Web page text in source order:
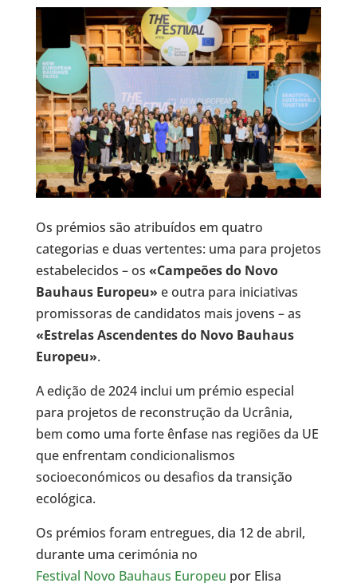
Os prémios são atribuídos em quatro
categorias e duas vertentes: uma para projetos
estabelecidos – os «Campeões do Novo
Bauhaus Europeu» e outra para iniciativas
promissoras de candidatos mais jovens – as
«Estrelas Ascendentes do Novo Bauhaus
Europeu».
A edição de 2024 inclui um prémio especial
para projetos de reconstrução da Ucrânia,
bem como uma forte ênfase nas regiões da UE
que enfrentam condicionalismos
socioeconómicos ou desafios da transição
ecológica.
Os prémios foram entregues, dia 12 de abril,
durante uma cerimónia no
Festival Novo Bauhaus Europeu por Elisa